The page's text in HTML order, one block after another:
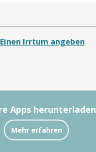
Einen Irrtum angeben
Apps herunterladen
Mehr erfahren